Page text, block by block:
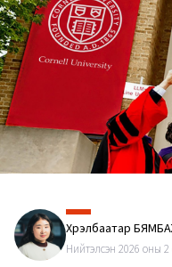
Хүрэлбаатар
Нийтэлсэн 2026 оны